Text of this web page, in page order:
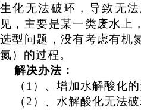
生化无法破环，导致无
见，主要是某一类废水上
选型问题，没有考虑有机
氮）的过程。
解决办法：
（ 1 ） 、增加水解酸化的
（ 2 ） 、水解酸化无法